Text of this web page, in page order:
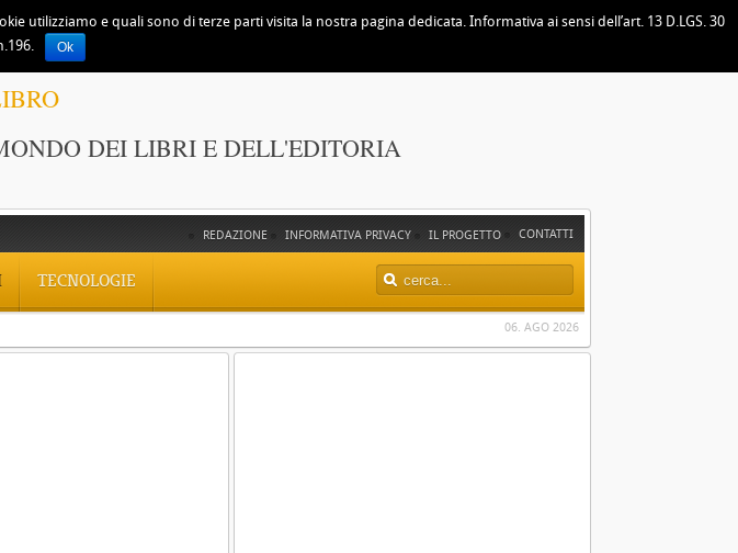
DEI LIBRI E DELL'EDITORIA
CONTATTI
IL PROGETTO
INFORMATIVA PRIVACY
REDAZIONE
TECNOLOGIE
06. AGO 2026
utilizziamo e quali sono di terze parti visita la nostra pagina dedicata. Informativa ai sensi dell’art. 13 D.LGS. 30
Ok